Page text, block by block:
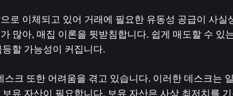
로 이체되고 있어 거래에 필요한 유동성 공급이 사실
많아, 매집 이론을 뒷받침합니다. 쉽게 매도할 수 있
할 가능성이 커집니다.
크 또한 어려움을 겪고 있습니다. 이러한 데스크는
유 자산이 필요합니다. 보유 자산은 사상 최저치를